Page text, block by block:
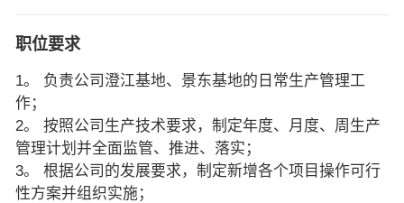
职位要求
1。 负责公司澄江基地、景东基地的日常生产管理工
作；
2。 按照公司生产技术要求，制定年度、月度、周生产
管理计划并全面监管、推进、落实；
3。 根据公司的发展要求，制定新增各个项目操作可行
性方案并组织实施；